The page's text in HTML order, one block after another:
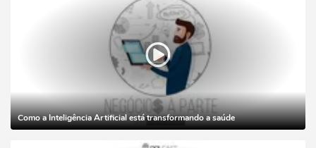
Como a Inteligência Artificial está transformando a saúde